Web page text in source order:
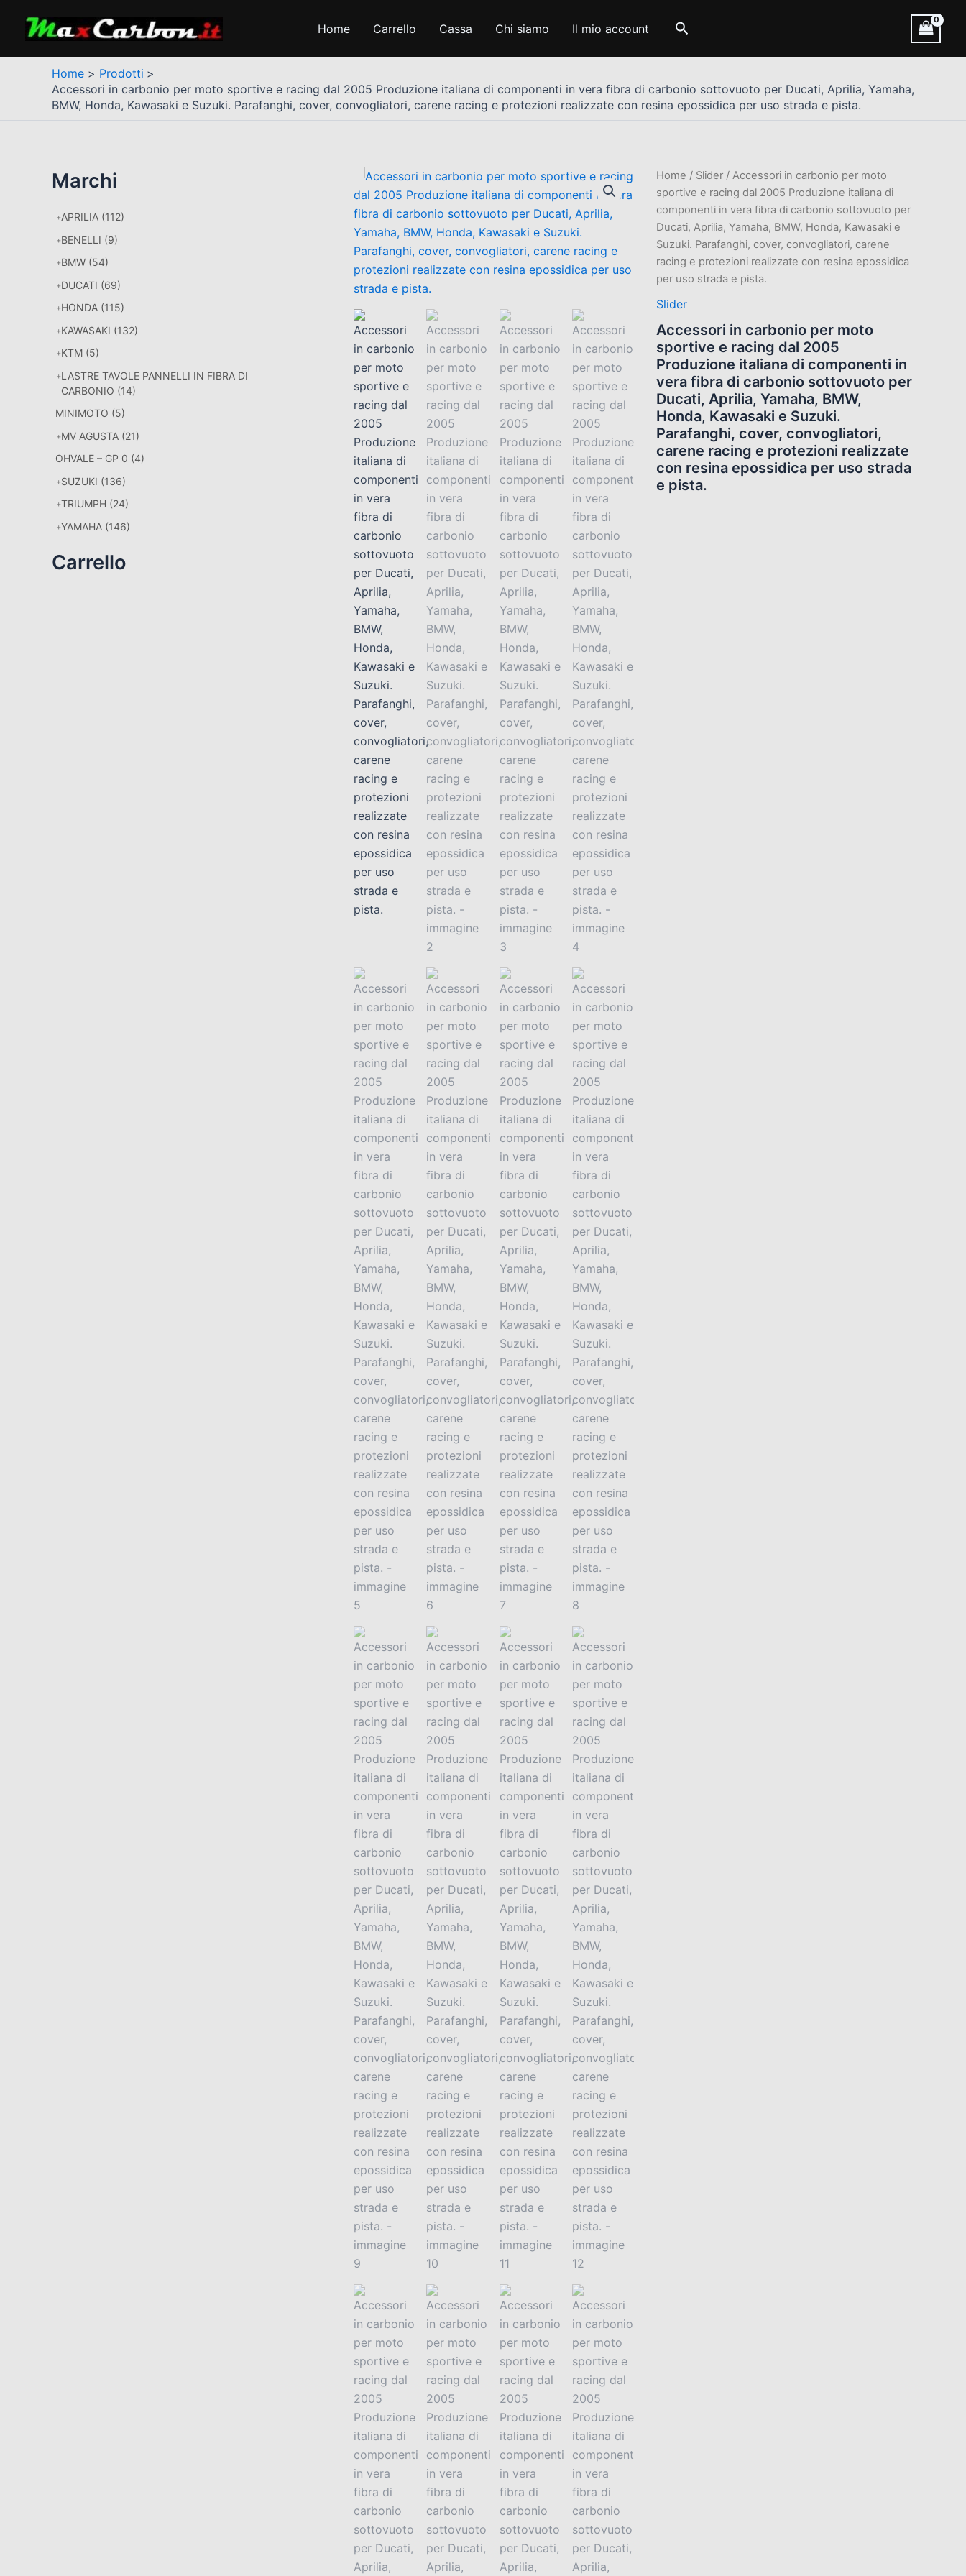
Home Carrello Cassa Chi siamo Il mio account Cerca
Home
Prodotti
Accessori in carbonio per moto sportive e racing dal 2005 Produzione italiana di componenti in vera fibra di carbonio sottovuoto per Ducati, Aprilia, Yamaha,
BMW, Honda, Kawasaki e Suzuki. Parafanghi, cover, convogliatori, carene racing e protezioni realizzate con resina epossidica per uso strada e pista.
Marchi
APRILIA (112)
BENELLI (9)
BMW (54)
DUCATI (69)
HONDA (115)
KAWASAKI (132)
KTM (5)
LASTRE TAVOLE PANNELLI IN FIBRA DI
CARBONIO (14)
MINIMOTO (5)
MV AGUSTA (21)
OHVALE – GP 0 (4)
SUZUKI (136)
TRIUMPH (24)
YAMAHA (146)
Carrello
Home / Slider/ Accessori in carbonio per moto
sportive e racing dal 2005 Produzione italiana di
componenti in vera fibra di carbonio sottovuoto per
Ducati, Aprilia, Yamaha, BMW, Honda, Kawasaki e
Suzuki. Parafanghi, cover, convogliatori, carene
racing e protezioni realizzate con resina epossidica
per uso strada e pista.
Slider
Accessori in carbonio per moto
sportive e racing dal 2005
Produzione italiana di componenti in
vera fibra di carbonio sottovuoto per
Ducati, Aprilia, Yamaha, BMW,
Honda, Kawasaki e Suzuki.
Parafanghi, cover, convogliatori,
carene racing e protezioni realizzate
con resina epossidica per uso strada
e pista.